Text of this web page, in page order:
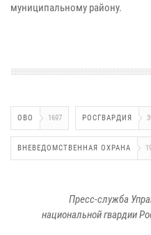
муниципальному району.
ОВО 1697 РОСГВАРДИЯ
ВНЕВЕДОМСТВЕННАЯ ОХРАНА
Пресс-служба
национальной гвардии